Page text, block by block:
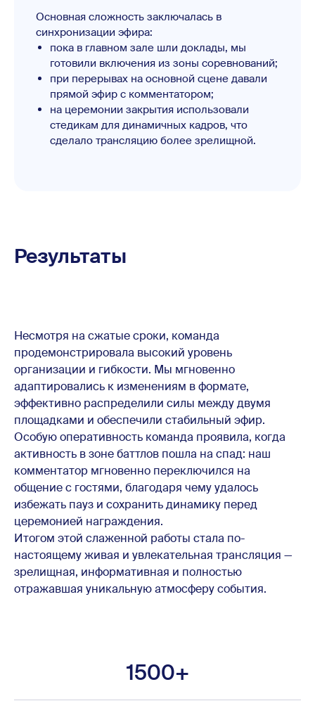
Основная сложность заключалась в
синхронизации эфира:
пока в главном зале шли доклады, мы
готовили включения из зоны соревнований;
при перерывах на основной сцене давали
прямой эфир с комментатором;
на церемонии закрытия использовали
стедикам для динамичных кадров, что
сделало трансляцию более зрелищной.
Результаты
Несмотря на сжатые сроки, команда
продемонстрировала высокий уровень
организации и гибкости. Мы мгновенно
адаптировались к изменениям в формате,
эффективно распределили силы между двумя
площадками и обеспечили стабильный эфир.
Особую оперативность команда проявила, когда
активность в зоне баттлов пошла на спад: наш
комментатор мгновенно переключился на
общение с гостями, благодаря чему удалось
избежать пауз и сохранить динамику перед
церемонией награждения.
Итогом этой слаженной работы стала по-
настоящему живая и увлекательная трансляция —
зрелищная, информативная и полностью
отражавшая уникальную атмосферу события.
1500+